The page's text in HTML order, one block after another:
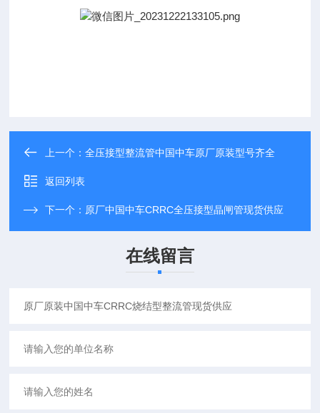
上一个：全压接型整流管中国中车原厂原装型号齐全
返回列表
下一个： 原厂中国中车CRRC全压接型晶闸管现货供应
在线留言